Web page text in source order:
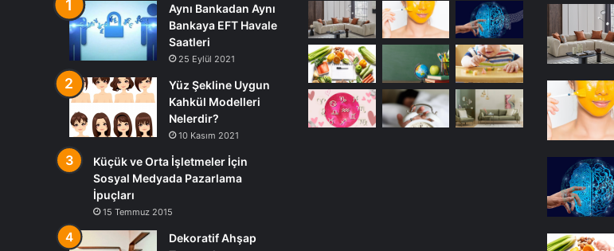
Aynı Bankadan Aynı
Bankaya EFT Havale
Saatleri
25 Eylül 2021
Yüz Şekline Uygun
Kahkül Modelleri
Nelerdir?
10 Kasım 2021
Küçük ve Orta İşletmeler İçin
Sosyal Medyada Pazarlama
İpuçları
15 Temmuz 2015
Dekoratif Ahşap